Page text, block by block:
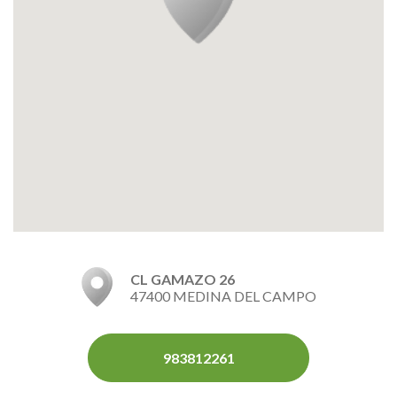
CL GAMAZO 26
47400 MEDINA DEL CAMPO
983812261